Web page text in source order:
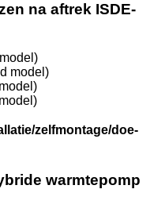
na aftrek ISDE-
model)
zelfmontage/doe-
warmtepomp